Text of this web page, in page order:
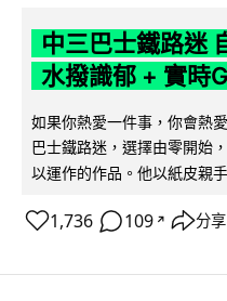
中三巴士鐵路迷
水撥識郁 + 實時
如果你熱愛一件事，你會熱
巴士鐵路迷，選擇由零開始
以運作的作品。他以紙皮親
1,736 109 ↗ 分享